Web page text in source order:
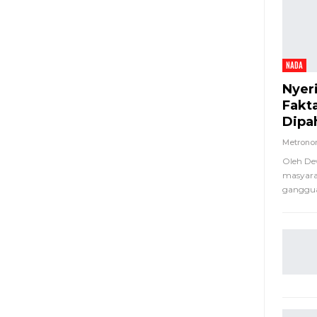
NADA
Oleh